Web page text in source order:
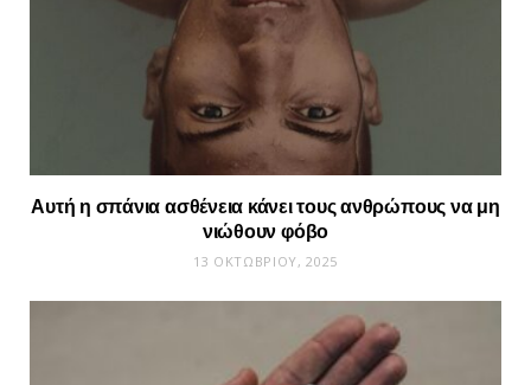
Αυτή η σπάνια ασθένεια κάνει τους ανθρώπους να μη
νιώθουν φόβο
13 ΟΚΤΩΒΡΊΟΥ, 2025